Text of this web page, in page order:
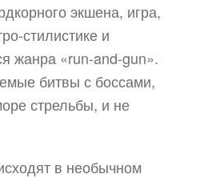
экшена, игра,
стилистике и
жанра «run-and-gun».
битвы с боссами,
стрельбы, и не
в необычном